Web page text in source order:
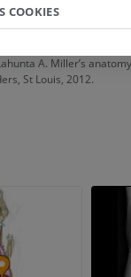
HG. Veterinary
Stuttgart, 2014.
A. Miller’s
St Louis, 2012.
COOKIES